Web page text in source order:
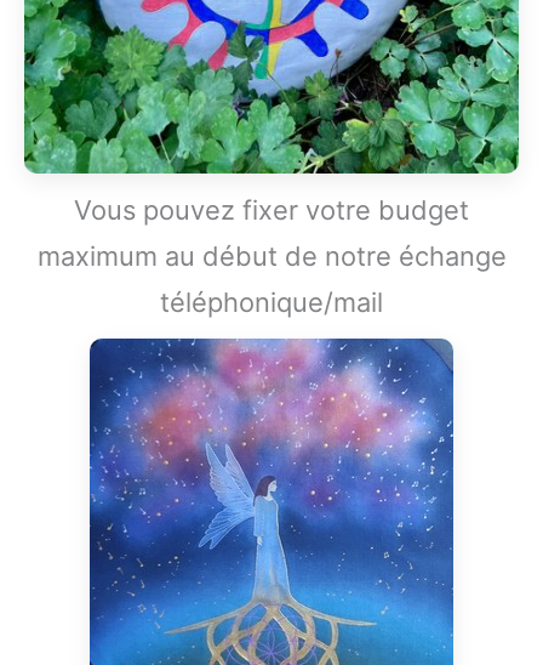
Vous pouvez fixer votre budget
maximum au début de notre échange
téléphonique/mail